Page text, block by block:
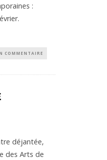
:
COMMENTAIRE
déjantée,
des Arts de